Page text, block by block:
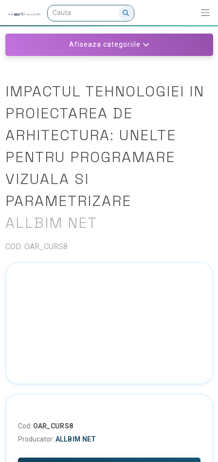
Afiseaza categoriile
IMPACTUL TEHNOLOGIEI IN
PROIECTAREA DE
ARHITECTURA: UNELTE
PENTRU PROGRAMARE
VIZUALA SI
PARAMETRIZARE
ALLBIM NET
COD: OAR_CURS8
Cod: OAR_CURS8
Producator: ALLBIM NET